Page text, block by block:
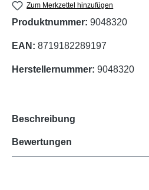
Zum Merkzettel hinzufügen
Produktnummer: 9048320
EAN: 8719182289197
Herstellernummer: 9048320
Beschreibung
Bewertungen